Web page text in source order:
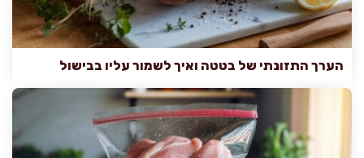
הערך התזונתי של בטטה ואיך לשמור עליו בבישול